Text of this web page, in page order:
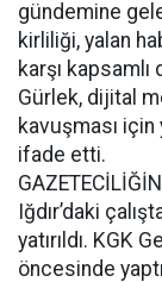
gündemine
kirliliği, yalan
karşı kapsamlı
Gürlek, dijital
kavuşması
ifade etti.
Iğdır’daki
yatırıldı. KGK
öncesinde